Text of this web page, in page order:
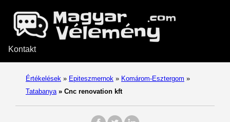
Kontakt
Értékelések » Epiteszmernok » Komárom-Esztergom »
Tatabanya » Cnc renovation kft